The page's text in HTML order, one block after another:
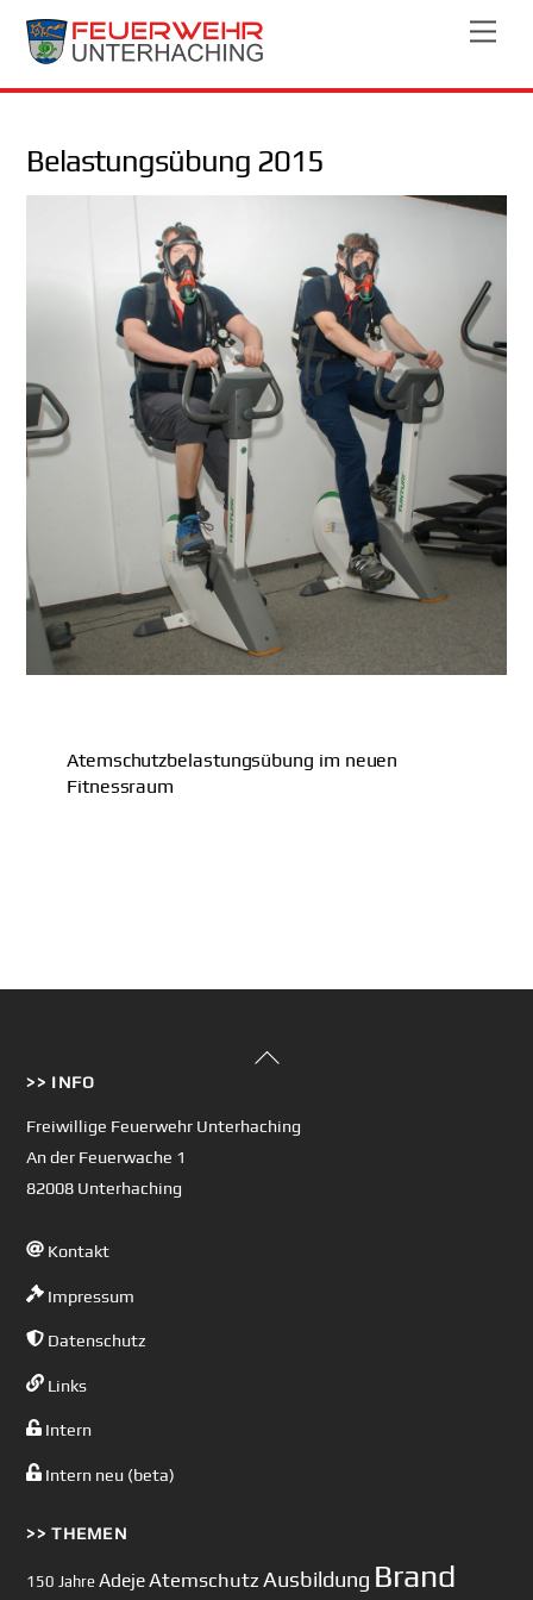
Skip
Belastungsübung 2015
Atemschutzbelastungsübung im neuen
Fitnessraum
Back
>> INFO
Freiwillige Feuerwehr Unterhaching
An der Feuerwache 1
82008 Unterhaching
Kontakt
Impressum
Datenschutz
Links
Intern
Intern neu (beta)
>> THEMEN
150 Jahre AdejeAtemschutz Ausbildung Brand